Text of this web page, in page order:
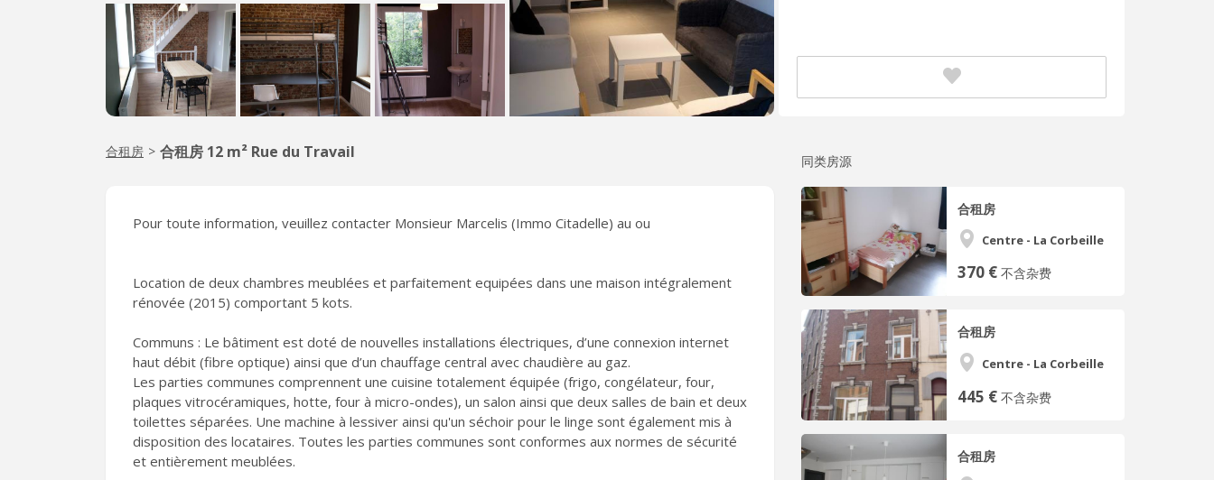
同类房源
合租房
Centre - La Corbeille
370 € 不含杂费
合租房
Centre - La Corbeille
445 € 不含杂费
合租房
合租房 > 合租房 12 m² Rue du Travail
Pour toute information, veuillez contacter Monsieur Marcelis (Immo Citadelle) au ou
Location de deux chambres meublées et parfaitement equipées dans une maison intégralement
rénovée (2015) comportant 5 kots.
Communs : Le bâtiment est doté de nouvelles installations électriques, d’une connexion internet
haut débit (fibre optique) ainsi que d’un chauffage central avec chaudière au gaz.
Les parties communes comprennent une cuisine totalement équipée (frigo, congélateur, four,
plaques vitrocéramiques, hotte, four à micro-ondes), un salon ainsi que deux salles de bain et deux
toilettes séparées. Une machine à lessiver ainsi qu'un séchoir pour le linge sont également mis à
disposition des locataires. Toutes les parties communes sont conformes aux normes de sécurité
et entièrement meublées.